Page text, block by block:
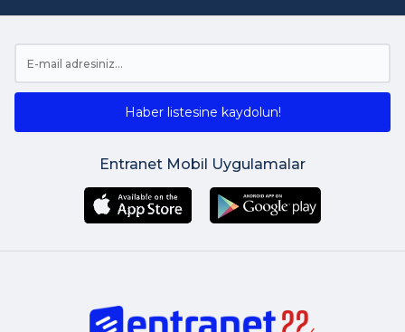
Haber listesine kaydolun!
Entranet Mobil Uygulamalar